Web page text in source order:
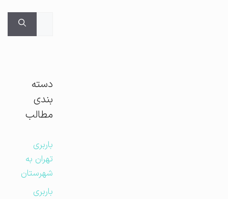
دسته
بندی
مطالب
باربری
تهران به
شهرستان
باربری